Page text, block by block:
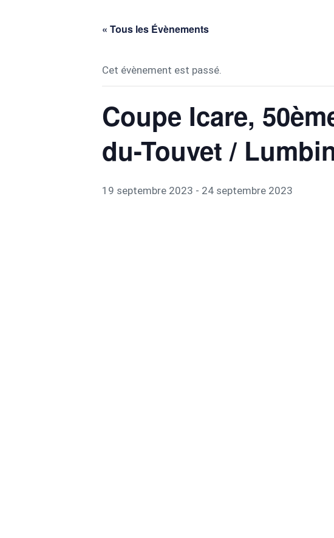
« Tous les Évènements
Cet évènement est passé.
Coupe Icare,
du-Touvet /
19 septembre 2023 - 24 septembre 2023